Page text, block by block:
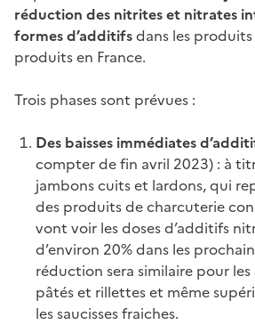
réduction des nitrites et nitrates
formes d’additifsdans les
produits en France.
Trois phases sont prévues :
Des baisses immédiates
compter de fin avril 2023) : à
jambons cuits et lardons, qui
des produits de charcuterie
vont voir les doses d’additifs
d’environ 20% dans les
réduction sera similaire pour les
pâtés et rillettes et même
les saucisses fraiches.